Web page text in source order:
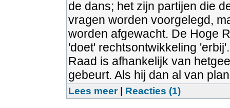
de dans; het zijn partijen die
vragen worden voorgelegd,
worden afgewacht. De Hoge
'doet' rechtsontwikkeling
Raad is afhankelijk van
gebeurt. Als hij dan al van
Lees meer| Reacties (1)